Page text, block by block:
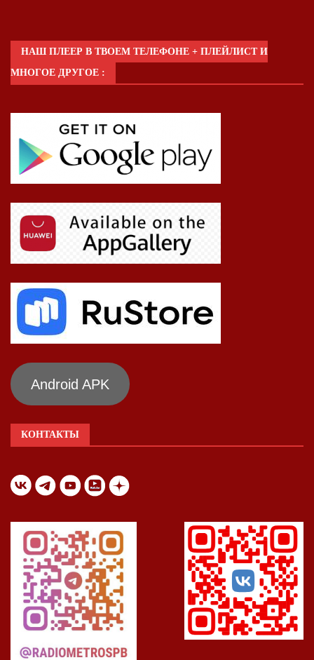
НАШ ПЛЕЕР В ТВОЕМ ТЕЛЕФОНЕ + ПЛЕЙЛИСТ И
МНОГОЕ ДРУГОЕ :
Android APK
КОНТАКТЫ